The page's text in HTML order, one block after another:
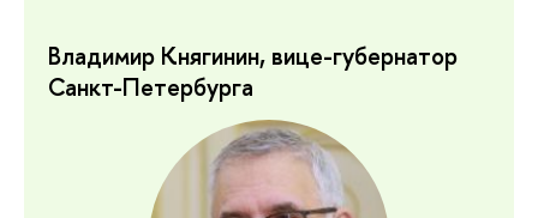
Владимир Княгинин, вице-губернатор
Санкт-Петербурга